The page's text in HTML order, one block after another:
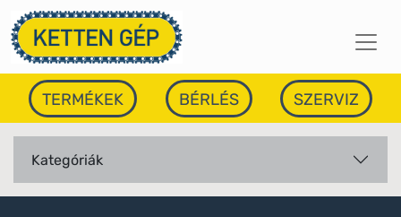
TERMÉKEK BÉRLÉS SZERVIZ
Kategóriák